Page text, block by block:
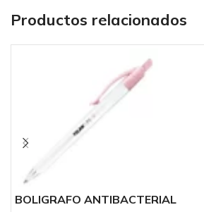
Productos relacionados
BOLIGRAFO ANTIBACTERIAL